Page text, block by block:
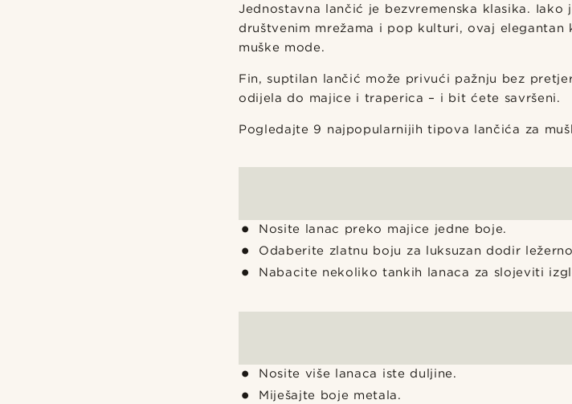
Jednostavna lančić je bezvremenska klasika.
društvenim mrežama i pop kulturi, ovaj
muške mode.
Fin, suptilan lančić može privući pažnju bez
odijela do majice i traperica – i bit ćete savršeni.
Pogledajte 9 najpopularnijih tipova lančića za
Nosite lanac preko majice jedne boje.
Odaberite zlatnu boju za luksuzan dodir
Nabacite nekoliko tankih lanaca za slojeviti
Nosite više lanaca iste duljine.
Miješajte boje metala.